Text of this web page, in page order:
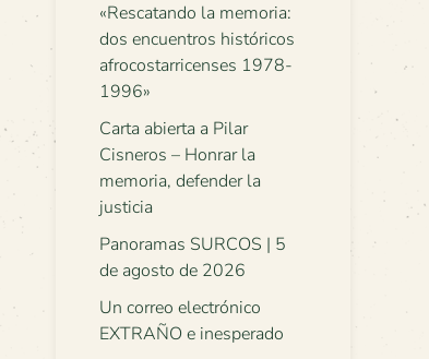
«Rescatando la memoria:
dos encuentros históricos
afrocostarricenses 1978-
1996»
Carta abierta a Pilar
Cisneros – Honrar la
memoria, defender la
justicia
Panoramas SURCOS | 5
de agosto de 2026
Un correo electrónico
EXTRAÑO e inesperado